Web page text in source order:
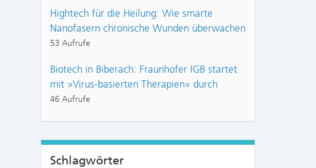
Hightech für die Heilung: Wie smarte
Nanofasern chronische Wunden überwachen
53 Aufrufe
Biotech in Biberach: Fraunhofer IGB startet
mit »Virus-basierten Therapien« durch
46 Aufrufe
Schlagwörter